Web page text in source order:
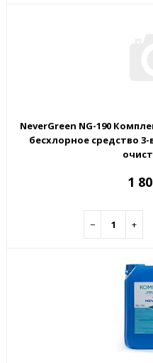
NeverGreen NG-190
бесхлорное средство
1
− +